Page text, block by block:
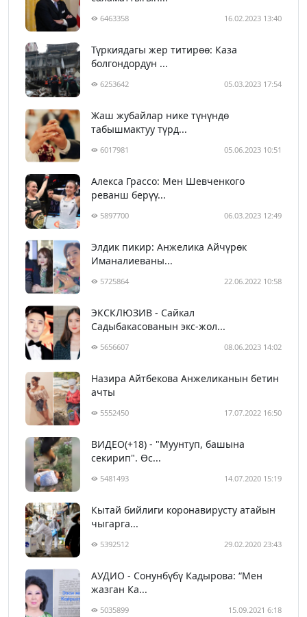
6463358 16.02.2023 13:40
Түркиядагы жер титирөө: Каза
болгондордун ...
6253642 05.03.2023 17:54
Жаш жубайлар нике түнүндө
табышмактуу түрд...
6017981 05.06.2023 10:51
Алекса Грассо: Мен Шевченкого
реванш берүү...
5897700 06.03.2023 12:49
Элдик пикир: Анжелика Айчүрөк
Иманалиеваны...
5725864 22.06.2022 10:58
ЭКСКЛЮЗИВ - Сайкал
Садыбакасованын экс-жол...
5656607 08.06.2023 14:02
Назира Айтбекова Анжеликанын бетин
ачты
5552450 17.07.2022 16:50
ВИДЕО(+18) - "Муунтуп, башына
секирип". Өс...
5481493 14.07.2020 15:19
Кытай бийлиги коронавирусту атайын
чыгарга...
5392512 29.02.2020 23:43
АУДИО - Сонунбүбү Кадырова: “Мен
жазган Ка...
5035899 15.09.2021 6:18